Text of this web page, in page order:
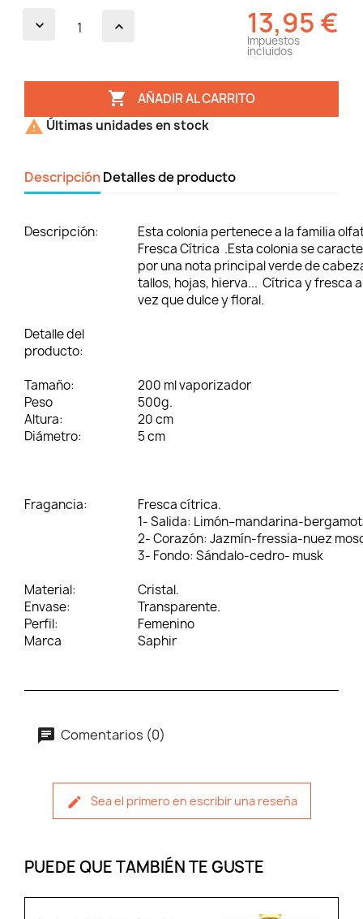
13,95 €
Impuestos
incluidos
 AÑADIR AL CARRITO
 Últimas unidades en stock
DescripciónDetalles de producto
Descripción:
Esta colonia pertenece a la familia
Fresca Cítrica .Esta colonia se
por una nota principal verde de
tallos, hojas, hierva... Cítrica y fresca
vez que dulce y floral.
Detalle del
producto:
Tamaño:
200 ml vaporizador
Peso
500g.
Altura:
20 cm
Diámetro:
5 cm
Fragancia:
Fresca cítrica.
1- Salida: Limón–mandarina-
2- Corazón: Jazmín-fressia-nuez
3- Fondo: Sándalo-cedro- musk
Material:
Cristal.
Envase:
Transparente.
Perfil:
Femenino
Marca
Saphir
Comentarios (0)
Sea el primero en escribir una reseña
PUEDE QUE TAMBIÉN TE GUSTE